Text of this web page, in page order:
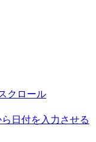
クロール
ら日付を入力させる